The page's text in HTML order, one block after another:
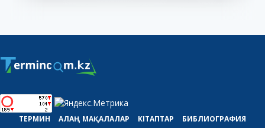
ТЕРМИН АЛАҢ МАҚАЛАЛАР КІТАПТАР
БИБЛИОГРАФИЯ